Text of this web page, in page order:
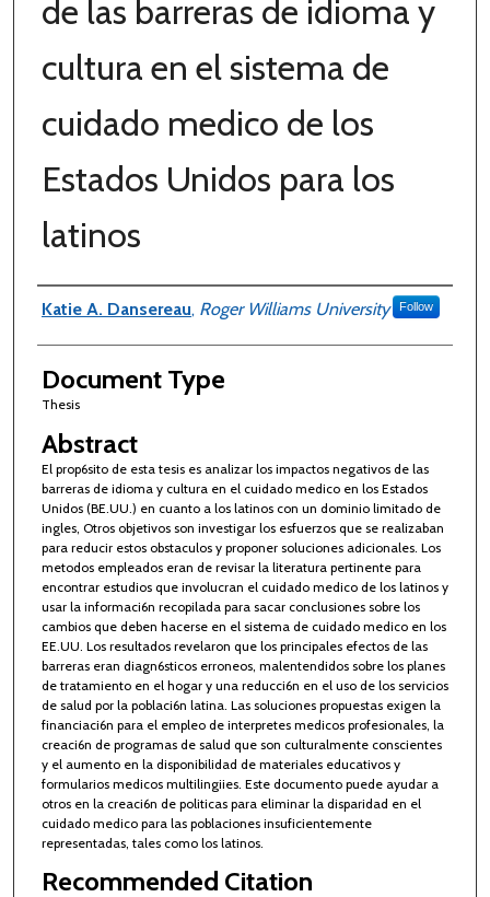
de las barreras de idioma y
cultura en el sistema de
cuidado medico de los
Estados Unidos para los
latinos
Authors
Katie A. Dansereau, Roger Williams University Follow
Document Type
Thesis
Abstract
El prop6sito de esta tesis es analizar los impactos negativos de las
barreras de idioma y cultura en el cuidado medico en los Estados
Unidos (BE.UU.) en cuanto a los latinos con un dominio limitado de
ingles, Otros objetivos son investigar los esfuerzos que se realizaban
para reducir estos obstaculos y proponer soluciones adicionales. Los
metodos empleados eran de revisar la literatura pertinente para
encontrar estudios que involucran el cuidado medico de los latinos y
usar la informaci6n recopilada para sacar conclusiones sobre los
cambios que deben hacerse en el sistema de cuidado medico en los
EE.UU. Los resultados revelaron que los principales efectos de las
barreras eran diagn6sticos erroneos, malentendidos sobre los planes
de tratamiento en el hogar y una reducci6n en el uso de los servicios
de salud por la poblaci6n latina. Las soluciones propuestas exigen la
financiaci6n para el empleo de interpretes medicos profesionales, la
creaci6n de programas de salud que son culturalmente conscientes
y el aumento en la disponibilidad de materiales educativos y
formularios medicos multilingiies. Este documento puede ayudar a
otros en la creaci6n de politicas para eliminar la disparidad en el
cuidado medico para las poblaciones insuficientemente
representadas, tales como los latinos.
Recommended Citation